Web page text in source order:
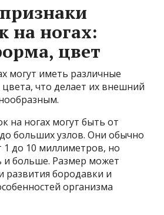
на ногах:
цвет
могут иметь различные
что делает их внешний
на ногах могут быть от
больших узлов. Они обычно
до 10 миллиметров, но
и больше. Размер может
развития бородавки и
организма